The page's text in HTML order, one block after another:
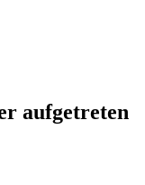
aufgetreten